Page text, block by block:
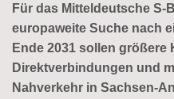
Für das Mitteldeutsche S-
europaweite Suche nach
Ende 2031 sollen größere
Direktverbindungen und
Nahverkehr in Sachsen-